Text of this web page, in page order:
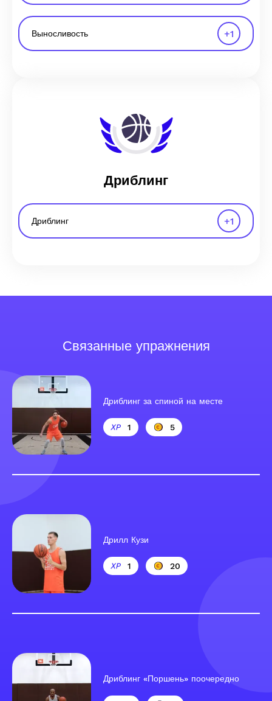
Выносливость +1
Дриблинг
Дриблинг +1
Связанные упражнения
Дриблинг за спиной на месте
1 5
Дрилл Кузи
1 20
Дриблинг «Поршень» поочередно